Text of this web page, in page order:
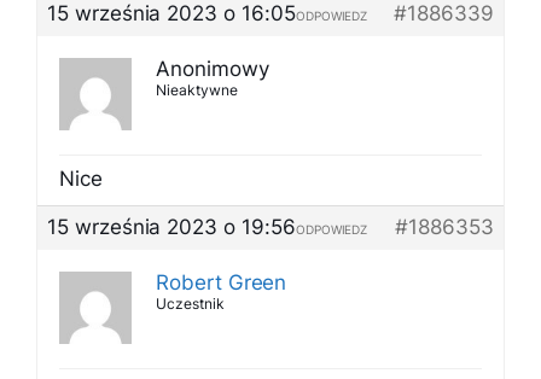
15 września 2023 o 16:05
#1886339
ODPOWIEDZ
Anonimowy
Nieaktywne
Nice
15 września 2023 o 19:56
#1886353
ODPOWIEDZ
Robert Green
Uczestnik